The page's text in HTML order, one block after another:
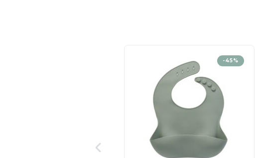
-45%